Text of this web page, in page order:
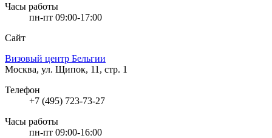
Часы работы
пн-пт 09:00-17:00
Сайт
Визовый центр Бельгии
Москва, ул. Щипок, 11, стр. 1
Телефон
+7 (495) 723-73-27
Часы работы
пн-пт 09:00-16:00